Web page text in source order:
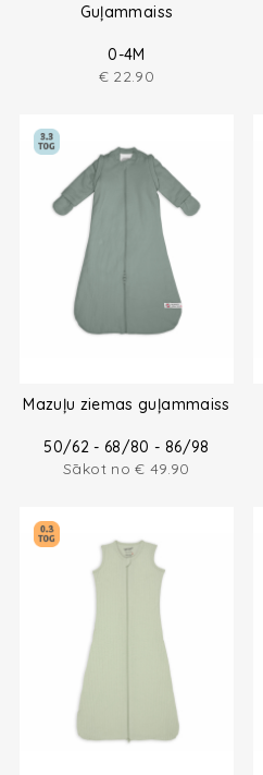
Guļammaiss
0-4M
€ 22.90
Mazuļu ziemas guļammaiss
50/62 - 68/80 - 86/98
Sākot no€ 49.90